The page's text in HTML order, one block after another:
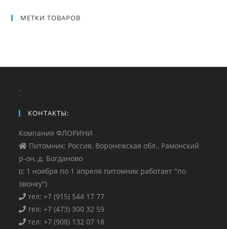
МЕТКИ ТОВАРОВ
.
КОНТАКТЫ:
Компания ФЛОРИНИ
Питомник: Россия, Воронежская обл., Рамонский
р-он, д. Богданово
(с 1 ноября по 1 апреля питомник работает "по
звонку")
тел: +7 (915) 544 17 77
тел: +7 (473) 300 32 59
тел: +7 (908) 132 07 18